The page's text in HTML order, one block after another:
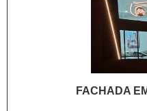
FACHADA